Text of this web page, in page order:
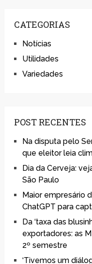
CATEGORIAS
Notícias
Utilidades
Variedades
POST RECENTES
Na disputa pelo
que eleitor leia
Dia da Cerveja:
São Paulo
Maior empresário
ChatGPT para
Da ‘taxa das
exportadores: as
2º semestre
‘Tivemos um